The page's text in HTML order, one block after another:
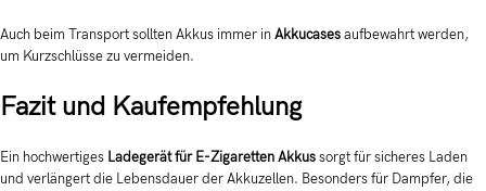
Auch beim Transport sollten Akkus immer inAkkucasesaufbewahrt werden,
um Kurzschlüsse zu vermeiden.
Fazit und Kaufempfehlung
Ein hochwertiges Ladegerät für E-Zigaretten Akkussorgt für sicheres Laden
und verlängert die Lebensdauer der Akkuzellen. Besonders für Dampfer, die